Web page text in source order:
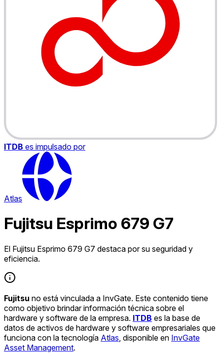
ITDB es impulsado por
Atlas
Fujitsu Esprimo 679 G7
El Fujitsu Esprimo 679 G7 destaca por su seguridad y
eficiencia.
Fujitsu no está vinculada a InvGate. Este contenido tiene
como objetivo brindar información técnica sobre el
hardware y software de la empresa. ITDB es la base de
datos de activos de hardware y software empresariales que
funciona con la tecnología Atlas , disponible en InvGate
Asset Management.